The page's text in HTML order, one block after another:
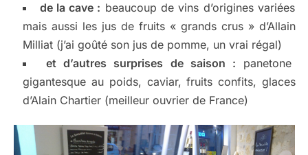
de la cave : beaucoup de vins d’origines variées
mais aussi les jus de fruits « grands crus » d’Allain
Milliat (j’ai goûté son jus de pomme, un vrai régal)
et d’autres surprises de saison : panetone
gigantesque au poids, caviar, fruits confits, glaces
d’Alain Chartier (meilleur ouvrier de France)